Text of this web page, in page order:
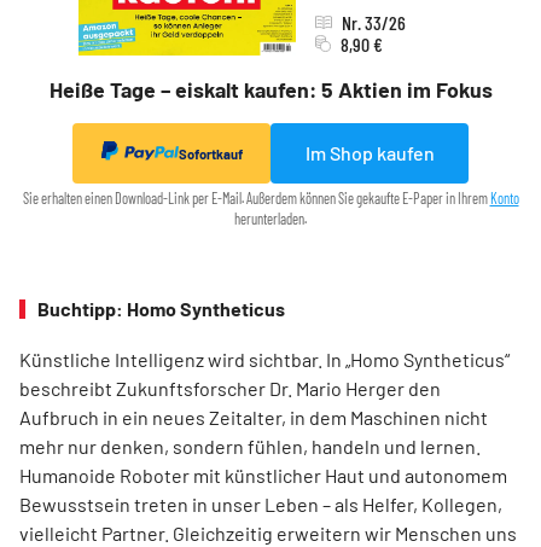
Heiße Tage – eiskalt kaufen: 5 Aktien im Fokus
Nr. 33/26
8,90 €
Sofortkauf Im Shop kaufen
Sie erhalten einen Download-Link per E-Mail. Außerdem können Sie gekaufte E-Paper in Ihrem Konto
herunterladen.
Buchtipp: Homo Syntheticus
Künstliche Intelligenz wird sichtbar. In „Homo Syntheticus“
beschreibt Zukunftsforscher Dr. Mario Herger den
Aufbruch in ein neues Zeitalter, in dem Maschinen nicht
mehr nur denken, sondern fühlen, handeln und lernen.
Humanoide Roboter mit künstlicher Haut und autonomem
Bewusstsein treten in unser Leben – als Helfer, Kollegen,
vielleicht Partner. Gleichzeitig erweitern wir Menschen uns